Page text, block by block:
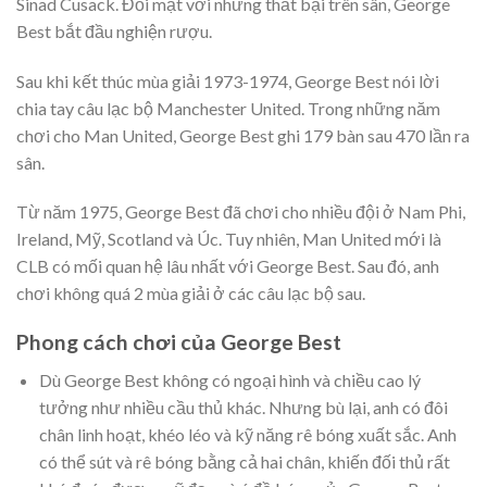
Best bắt đầu nghiện rượu.
Sau khi kết thúc mùa giải 1973-1974, George Best nói lời
chia tay câu lạc bộ Manchester United. Trong những năm
chơi cho Man United, George Best ghi 179 bàn sau 470 lần ra
sân.
Từ năm 1975, George Best đã chơi cho nhiều đội ở Nam Phi,
Ireland, Mỹ, Scotland và Úc. Tuy nhiên, Man United mới là
CLB có mối quan hệ lâu nhất với George Best. Sau đó, anh
chơi không quá 2 mùa giải ở các câu lạc bộ sau.
Phong cách chơi của George Best
Dù George Best không có ngoại hình và chiều cao lý
tưởng như nhiều cầu thủ khác. Nhưng bù lại, anh có đôi
chân linh hoạt, khéo léo và kỹ năng rê bóng xuất sắc. Anh
có thể sút và rê bóng bằng cả hai chân, khiến đối thủ rất